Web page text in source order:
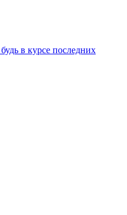
в курсе последних